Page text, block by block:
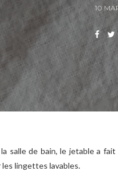
10
salle de bain, le jetable a
les lingettes lavables.